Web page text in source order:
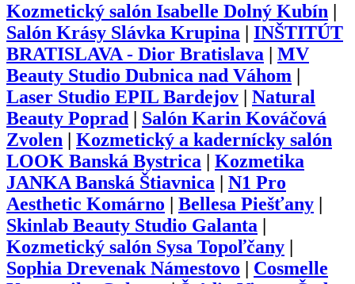
Kozmetický salón Isabelle Dolný Kubín
Salón Krásy Slávka Krupina
INŠTITÚT
BRATISLAVA - Dior Bratislava
MV
Beauty Studio Dubnica nad Váhom
Laser Studio EPIL Bardejov
Natural
Beauty Poprad
Salón Karin Kováčová
Zvolen
Kozmetický a kadernícky salón
LOOK Banská Bystrica
Kozmetika
JANKA Banská Štiavnica
N1 Pro
Aesthetic Komárno
Bellesa Piešťany
Skinlab Beauty Studio Galanta
Kozmetický salón Sysa Topoľčany
Sophia Drevenak Námestovo
Cosmelle